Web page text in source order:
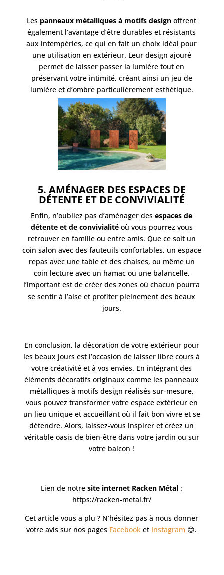
Les panneaux métalliques à motifs design offrent
également l’avantage d’être durables et résistants
aux intempéries, ce qui en fait un choix idéal pour
une utilisation en extérieur. Leur design ajouré
permet de laisser passer la lumière tout en
préservant votre intimité, créant ainsi un jeu de
lumière et d’ombre particulièrement esthétique.
5. AMÉNAGER DES ESPACES DE
DÉTENTE ET DE CONVIVIALITÉ
Enfin, n’oubliez pas d’aménager desespaces de
détente et de convivialitéoù vous pourrez vous
retrouver en famille ou entre amis. Que ce soit un
coin salon avec des fauteuils confortables, un espace
repas avec une table et des chaises, ou même un
coin lecture avec un hamac ou une balancelle,
l’important est de créer des zones où chacun pourra
se sentir à l’aise et profiter pleinement des beaux
jours.
En conclusion, la décoration de votre extérieur pour
les beaux jours est l’occasion de laisser libre cours à
votre créativité et à vos envies. En intégrant des
éléments décoratifs originaux comme les panneaux
métalliques à motifs design réalisés sur-mesure,
vous pouvez transformer votre espace extérieur en
un lieu unique et accueillant où il fait bon vivre et se
détendre. Alors, laissez-vous inspirer et créez un
véritable oasis de bien-être dans votre jardin ou sur
votre balcon !
Lien de notresite internet Racken Métal :
https://racken-metal.fr/
Cet article vous a plu ? N’hésitez pas à nous donner
votre avis sur nos pages Facebook et Instagram 😊.